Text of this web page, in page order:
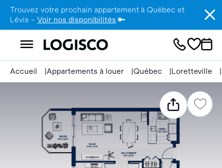
Trouvez votre prochain appartement à Québec et
Lévis – Voir nos disponibilités 🔑
Accueil Appartements à louer Québec Loretteville